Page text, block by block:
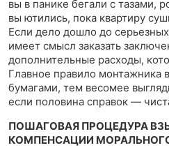
вы в панике бегали с тазами,
вы ютились, пока квартиру
Если дело дошло до
имеет смысл заказать
дополнительные расходы,
Главное правило монтажника
бумагами, тем весомее
если половина справок —
ПОШАГОВАЯ ПРОЦЕДУРА
КОМПЕНСАЦИИ